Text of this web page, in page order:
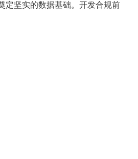
定坚实的数据基础。开发合规前